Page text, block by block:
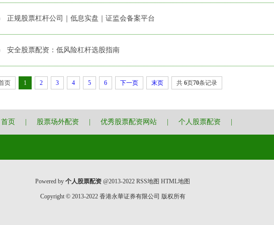
正规股票杠杆公司｜低息实盘｜证监会备案平台
安全股票配资：低风险杠杆选股指南
页 1 2 3 4 5 6 下一页 末页 共 6页70条记录
首页 股票场外配资 优秀股票配资网站 个人股票配资
Powered by 个人股票配资 @2013-2022 RSS地图 HTML地图
Copyright © 2013-2022 香港永華证券有限公司 版权所有